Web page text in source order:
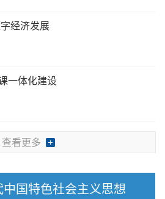
经济发展
一体化建设
查看更多
中国特色社会主义思想